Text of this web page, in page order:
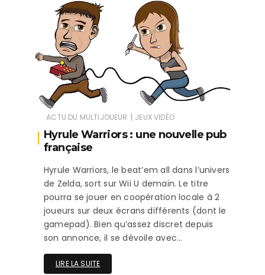
ACTU DU MULTIJOUEUR | JEUX VIDÉO
Hyrule Warriors : une nouvelle pub
française
Hyrule Warriors, le beat’em all dans l’univers
de Zelda, sort sur Wii U demain. Le titre
pourra se jouer en coopération locale à 2
joueurs sur deux écrans différents (dont le
gamepad). Bien qu’assez discret depuis
son annonce, il se dévoile avec…
LIRE LA SUITE